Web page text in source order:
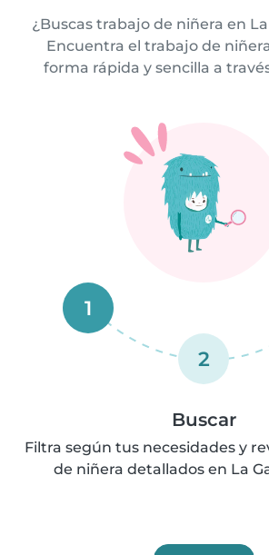
¿Buscas trabajo de niñera en
Encuentra el trabajo de
forma rápida y sencilla a
1
2
Buscar
Filtra según tus necesidades y
de niñera detallados en La